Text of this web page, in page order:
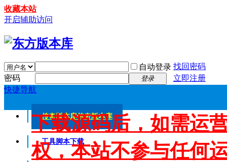
收藏本站
开启辅助访问
自动登录 找回密码
密码
登录
立即注册
快捷导航
传奇版本库传奇版本库
工具脚本下载
下载源码后，如需运
权，本站不参与任何